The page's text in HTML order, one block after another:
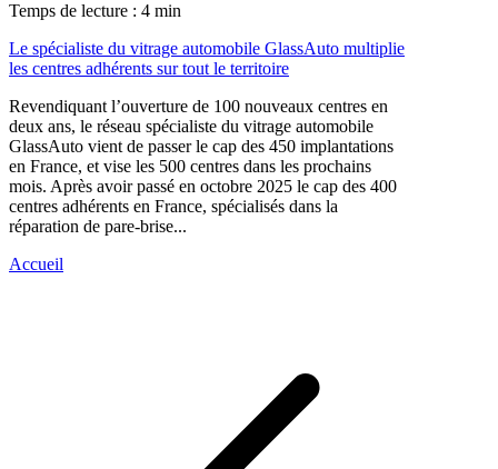
Temps de lecture : 4 min
Le spécialiste du vitrage automobile GlassAuto multiplie
les centres adhérents sur tout le territoire
Revendiquant l’ouverture de 100 nouveaux centres en
deux ans, le réseau spécialiste du vitrage automobile
GlassAuto vient de passer le cap des 450 implantations
en France, et vise les 500 centres dans les prochains
mois. Après avoir passé en octobre 2025 le cap des 400
centres adhérents en France, spécialisés dans la
réparation de pare-brise...
Accueil